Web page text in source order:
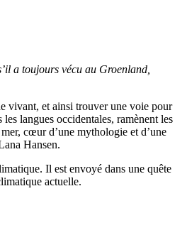
a toujours vécu au Groenland,
vivant, et ainsi trouver une voie pour
langues occidentales, ramènent les
cœur d’une mythologie et d’une
Hansen.
Il est envoyé dans une quête
actuelle.